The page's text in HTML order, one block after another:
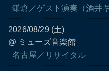
鎌倉／ゲスト演奏（酒井
2026/08/29 (土)
@ ミューズ音楽館
名古屋／リサイタル